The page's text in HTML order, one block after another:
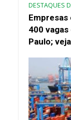
DESTAQUES
400
Paulo;